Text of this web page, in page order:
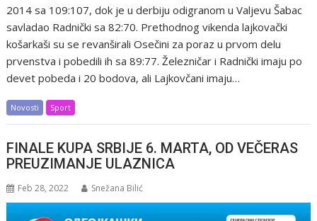
2014 sa 109:107, dok je u derbiju odigranom u Valjevu Šabac
savladao Radnički sa 82:70. Prethodnog vikenda lajkovački
košarkaši su se revanširali Osečini za poraz u prvom delu
prvenstva i pobedili ih sa 89:77. Železničar i Radnički imaju po
devet pobeda i 20 bodova, ali Lajkovčani imaju…
Novosti Sport
FINALE KUPA SRBIJE 6. MARTA, OD VEČERAS
PREUZIMANJE ULAZNICA
Feb 28, 2022 Snežana Bilić